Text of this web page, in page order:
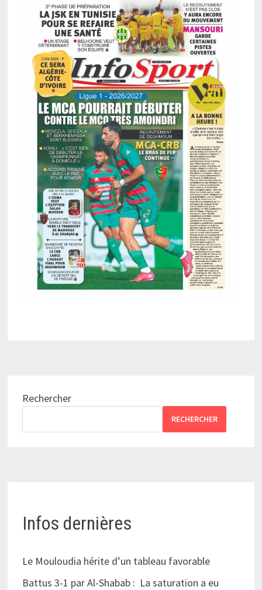
Rechercher
RECHERCHER
Infos dernières
Le Mouloudia hérite d’un tableau favorable
Battus 3-1 par Al-Shabab : La saturation a eu